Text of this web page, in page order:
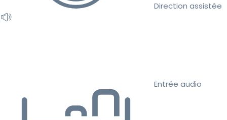
Direction assistée
Entrée audio